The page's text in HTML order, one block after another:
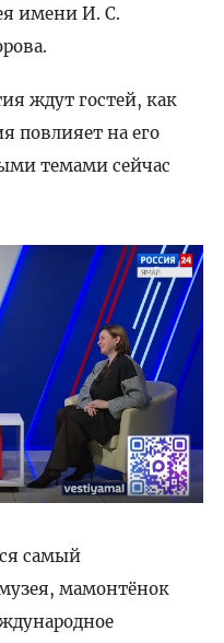
имени И. С.
ждут гостей, как
повлияет на его
темами сейчас
самый
мамонтёнок